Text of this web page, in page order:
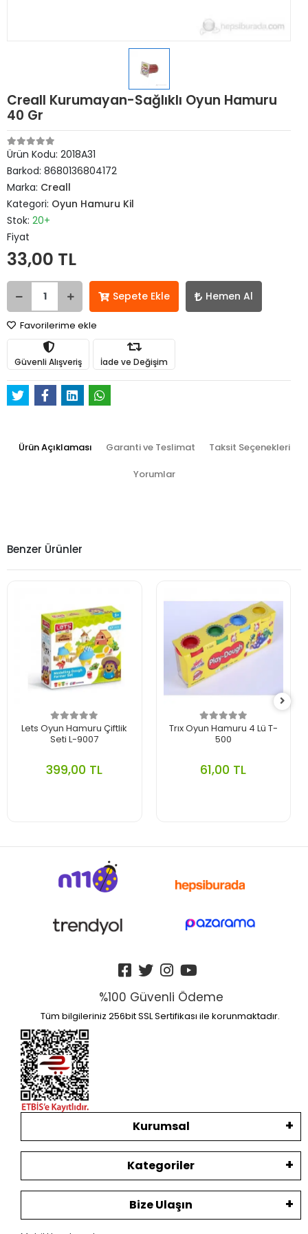
Creall Kurumayan-Sağlıklı Oyun Hamuru
40 Gr
Ürün Kodu: 2018A31
Barkod: 8680136804172
Marka: Creall
Kategori: Oyun Hamuru Kil
Stok: 20+
Fiyat
33,00 TL
Sepete Ekle Hemen Al
Favorilerime ekle
Güvenli Alışveriş İade ve Değişim
Ürün Açıklaması Garanti ve Teslimat Taksit Seçenekleri
Yorumlar
Benzer Ürünler
Lets Oyun Hamuru Çiftlik
Seti L-9007
399,00 TL
Trıx Oyun Hamuru 4 Lü T-
500
61,00 TL
%100 Güvenli Ödeme
Tüm bilgileriniz 256bit SSL Sertifikası ile korunmaktadır.
Kurumsal
Kategoriler
Bize Ulaşın